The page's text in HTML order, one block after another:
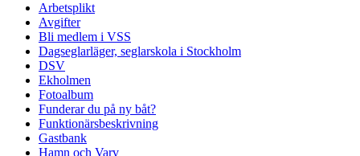
Arbetsplikt
Avgifter
Bli medlem i VSS
Dagseglarläger, seglarskola i Stockholm
DSV
Ekholmen
Fotoalbum
Funderar du på ny båt?
Funktionärsbeskrivning
Gastbank
Hamn och Varv